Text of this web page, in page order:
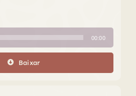
00:00
Baixar